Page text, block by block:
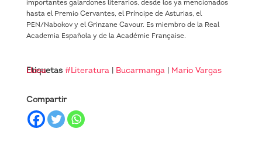
importantes galardones literarios, desde los ya mencionados
hasta el Premio Cervantes, el Príncipe de Asturias, el
PEN/Nabokov y el Grinzane Cavour. Es miembro de la Real
Academia Española y de la Académie Française.
Etiquetas #Literatura| Bucarmanga|
Mario Vargas Llosa
Compartir